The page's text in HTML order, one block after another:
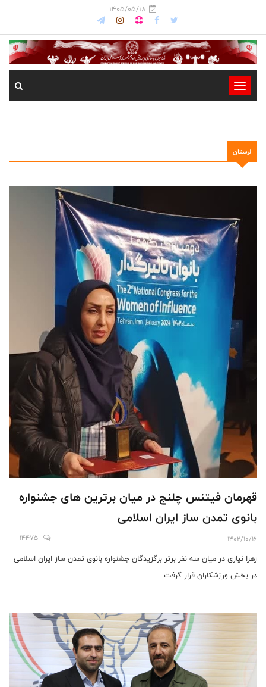
1405/05/18
-
-
-
-
لرستان
قهرمان فیتنس چلنج در میان برترین های جشنواره
بانوی تمدن ساز ایران اسلامی
1402/10/16
14475
زهرا نیازی در میان سه نفر برتر برگزیدگان جشنواره بانوی تمدن ساز ایران اسلامی
در بخش ورزشکاران قرار گرفت.